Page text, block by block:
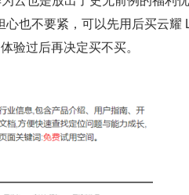
也不要紧，可以先用后买云耀
验过后再决定买不买。